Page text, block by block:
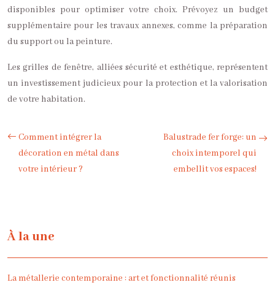
disponibles pour optimiser votre choix. Prévoyez un budget
supplémentaire pour les travaux annexes, comme la préparation
du support ou la peinture.
Les grilles de fenêtre, alliées sécurité et esthétique, représentent
un investissement judicieux pour la protection et la valorisation
de votre habitation.
Comment intégrer la
décoration en métal dans
votre intérieur ?
Balustrade fer forge: un
choix intemporel qui
embellit vos espaces!
À la une
La métallerie contemporaine : art et fonctionnalité réunis